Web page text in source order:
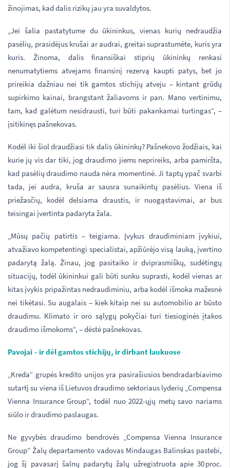
žinojimas, kad dalis rizikų jau yra suvaldytos.
„Jei šalia pastatytume du ūkininkus, vienas kurių nedraudžia
pasėlių, prasidėjus krušai ar audrai, greitai suprastumėte, kuris yra
kuris. Žinoma, dalis finansiškai stiprių ūkininkų renkasi
nenumatytiems atvejams finansinį rezervą kaupti patys, bet jo
prireikia dažniau nei tik gamtos stichijų atveju – kintant grūdų
supirkimo kainai, brangstant žaliavoms ir pan. Mano vertinimu,
tam, kad galėtum nesidrausti, turi būti pakankamai turtingas“, –
įsitikinęs pašnekovas.
Kodėl iki šiol draudžiasi tik dalis ūkininkų? Pašnekovo žodžiais, kai
kurie jų vis dar tiki, jog draudimo jiems neprireiks, arba pamiršta,
kad pasėlių draudimo nauda nėra momentinė. Ji taptų ypač svarbi
tada, jei audra, kruša ar sausra sunaikintų pasėlius. Viena iš
priežasčių, kodėl delsiama draustis, ir nuogąstavimai, ar bus
teisingai įvertinta padaryta žala.
„Mūsų pačių patirtis – teigiama. Įvykus draudiminiam įvykiui,
atvažiavo kompetentingi specialistai, apžiūrėjo visą lauką, įvertino
padarytą žalą. Žinau, jog pasitaiko ir dviprasmiškų, sudėtingų
situacijų, todėl ūkininkui gali būti sunku suprasti, kodėl vienas ar
kitas įvykis pripažintas nedraudiminiu, arba kodėl išmoka mažesnė
nei tikėtasi. Su augalais – kiek kitaip nei su automobilio ar būsto
draudimu. Klimato ir oro sąlygų pokyčiai turi tiesioginės įtakos
draudimo išmokoms“, – dėstė pašnekovas.
Pavojai – ir dėl gamtos stichijų, ir dirbant laukuose
„Kreda“ grupės kredito unijos yra pasirašiusios bendradarbiavimo
sutartį su viena iš Lietuvos draudimo sektoriaus lyderių „Compensa
Vienna Insurance Group“, todėl nuo 2022-ųjų metų savo nariams
siūlo ir draudimo paslaugas.
Ne gyvybės draudimo bendrovės „Compensa Vienna Insurance
Group“ Žalų departamento vadovas Mindaugas Balinskas pastebi,
jog šį pavasarį šalnų padarytų žalų užregistruota apie 30 proc.